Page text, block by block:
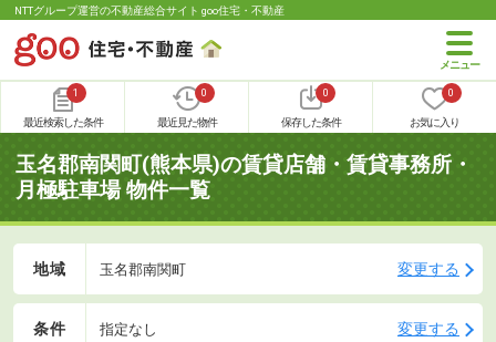
NTTグループ運営の不動産総合サイト goo住宅・不動産
1
最近検索した条件
0
最近見た物件
0
保存した条件
0
お気に入り
玉名郡南関町(熊本県)の賃貸店舗・賃貸事務所・
月極駐車場 物件一覧
地域 玉名郡南関町 変更する
条件 指定なし 変更する